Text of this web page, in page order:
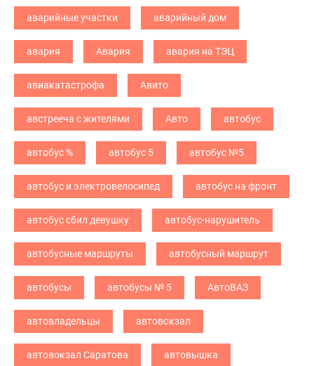
аварийные участки аварийный дом
авария Авария авария на ТЭЦ
авиакатастрофа Авито
австрееча с жителями Авто автобус
автобус % автобус 5 автобус №5
автобус и электровелосипед автобус на фронт
автобус сбил девушку автобус-нарушитель
автобусные маршруты автобусный маршрут
автобусы автобусы № 5 АвтоВАЗ
автовладельцы автовокзал
автовокзал Саратова автовышка